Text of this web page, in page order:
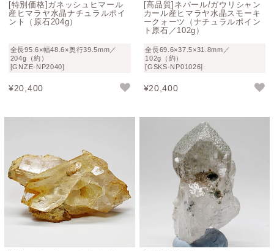
[特別価格]ガネッシュヒマール
産ヒマラヤ水晶ナチュラルポイ
ント（原石204g）
全長95.6×幅48.6×奥行39.5mm／
204g（約）
[GNZE-NP2040]
¥20,400
[高品質]ネパール/ガウリシャン
カール産ヒマラヤ水晶スモーキ
ークォーツ（ナチュラルポイン
ト原石／102g）
全長69.6×37.5×31.8mm／
102g（約）
[GSKS-NP01026]
¥20,400